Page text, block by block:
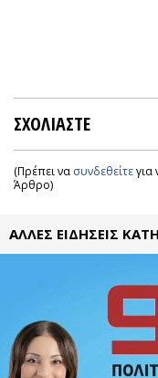
ΣΧΟΛΙΑΣΤΕ
(Πρέπει να συνδεθείτεγια
Άρθρο)
ΑΛΛΕΣ ΕΙΔΗΣΕΙΣ